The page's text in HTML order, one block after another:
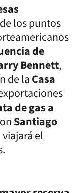
los puntos
de
Bennett,
de laCasa
de gas a
Santiago
el